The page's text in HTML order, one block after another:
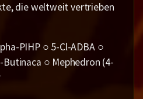
die weltweit vertrieben
PIHP ○ 5-Cl-ADBA ○
○ Mephedron (4-